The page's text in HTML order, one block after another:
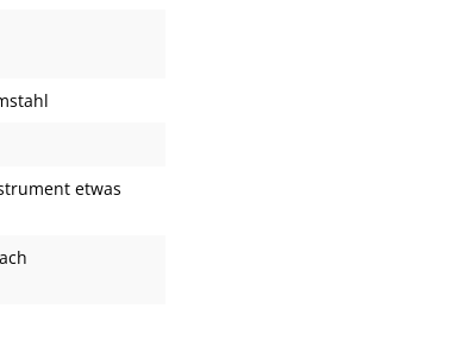
etwas